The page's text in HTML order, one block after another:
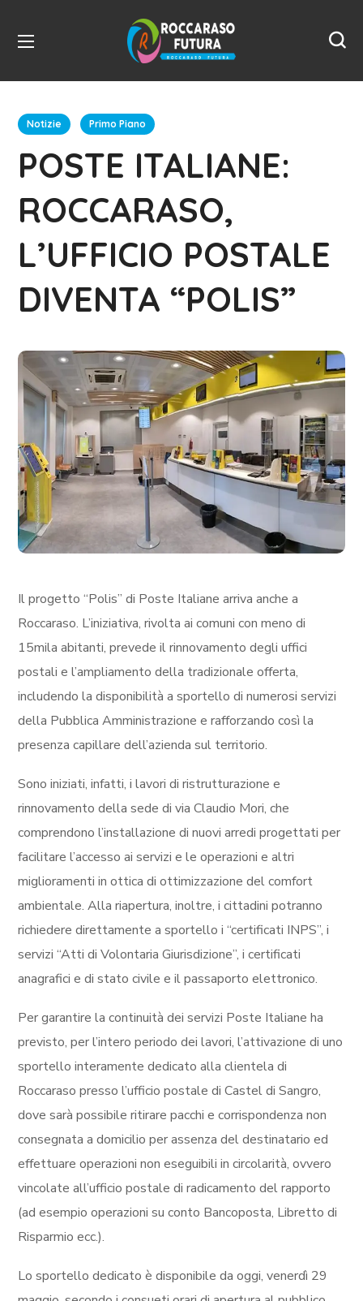
Notizie Primo Piano
POSTE ITALIANE:
ROCCARASO,
L’UFFICIO POSTALE
DIVENTA “POLIS”
Il progetto “Polis” di Poste Italiane arriva anche a
Roccaraso. L’iniziativa, rivolta ai comuni con meno di
15mila abitanti, prevede il rinnovamento degli uffici
postali e l’ampliamento della tradizionale offerta,
includendo la disponibilità a sportello di numerosi servizi
della Pubblica Amministrazione e rafforzando così la
presenza capillare dell’azienda sul territorio.
Sono iniziati, infatti, i lavori di ristrutturazione e
rinnovamento della sede di via Claudio Mori, che
comprendono l’installazione di nuovi arredi progettati per
facilitare l’accesso ai servizi e le operazioni e altri
miglioramenti in ottica di ottimizzazione del comfort
ambientale. Alla riapertura, inoltre, i cittadini potranno
richiedere direttamente a sportello i “certificati INPS”, i
servizi “Atti di Volontaria Giurisdizione”, i certificati
anagrafici e di stato civile e il passaporto elettronico.
Per garantire la continuità dei servizi Poste Italiane ha
previsto, per l’intero periodo dei lavori, l’attivazione di uno
sportello interamente dedicato alla clientela di
Roccaraso presso l’ufficio postale di Castel di Sangro,
dove sarà possibile ritirare pacchi e corrispondenza non
consegnata a domicilio per assenza del destinatario ed
effettuare operazioni non eseguibili in circolarità, ovvero
vincolate all’ufficio postale di radicamento del rapporto
(ad esempio operazioni su conto Bancoposta, Libretto di
Risparmio ecc.).
Lo sportello dedicato è disponibile da oggi, venerdì 29